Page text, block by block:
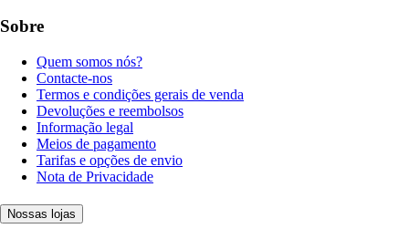
Sobre
Quem somos nós?
Contacte-nos
Termos e condições gerais de venda
Devoluções e reembolsos
Informação legal
Meios de pagamento
Tarifas e opções de envio
Nota de Privacidade
Nossas lojas